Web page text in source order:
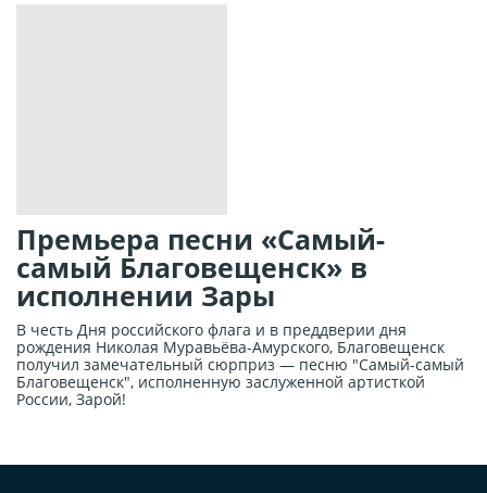
Премьера песни «Самый-
самый Благовещенск» в
исполнении Зары
В честь Дня российского флага и в преддверии дня
рождения Николая Муравьёва-Амурского, Благовещенск
получил замечательный сюрприз — песню "Самый-самый
Благовещенск", исполненную заслуженной артисткой
России, Зарой!